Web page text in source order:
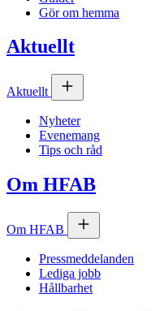
Gör om hemma
Aktuellt
Aktuellt
Nyheter
Evenemang
Tips och råd
Om HFAB
Om HFAB
Pressmeddelanden
Lediga jobb
Hållbarhet